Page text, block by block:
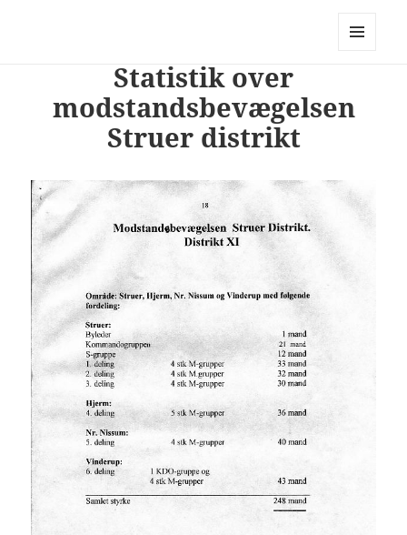
PhotoStory – en rejse i billeder og
Statistik over
modstandsbevægelsen
Struer distrikt